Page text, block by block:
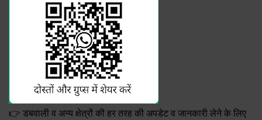
👉 डबवाली व अन्य क्षेत्रों की हर तरह की अपडेट व जानकारी लेने के लिए